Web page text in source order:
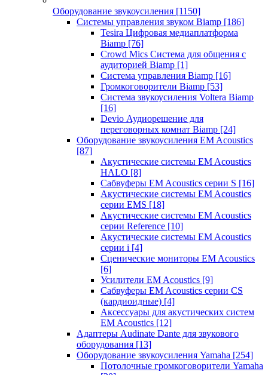
Оборудование звукоусиления [1150]
Системы управления звуком Biamp [186]
Tesira Цифровая медиаплатформа
Biamp [76]
Crowd Mics Система для общения с
аудиторией Biamp [1]
Система управления Biamp [16]
Громкоговорители Biamp [53]
Система звукоусиления Voltera Biamp
[16]
Devio Аудиорешение для
переговорных комнат Biamp [24]
Оборудование звукоусиления EM Acoustics
[87]
Акустические системы EM Acoustics
HALO [8]
Сабвуферы EM Acoustics серии S [16]
Акустические системы EM Acoustics
серии EMS [18]
Акустические системы EM Acoustics
серии Reference [10]
Акустические системы EM Acoustics
серии i [4]
Сценические мониторы EM Acoustics
[6]
Усилители EM Acoustics [9]
Сабвуферы EM Acoustics серии CS
(кардиоидные) [4]
Аксессуары для акустических систем
EM Acoustics [12]
Адаптеры Audinate Dante для звукового
оборудования [13]
Оборудование звукоусиления Yamaha [254]
Потолочные громкоговорители Yamaha